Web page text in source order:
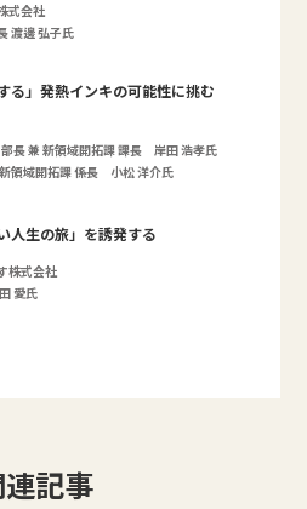
式会社
渡邊 弘子氏
る」発熱インキの可能性に挑む
長 兼 新領域開拓課 課長 岸田 浩孝氏
領域開拓課 係長 小松 洋介氏
人生の旅」を誘発する
株式会社
愛氏
記事